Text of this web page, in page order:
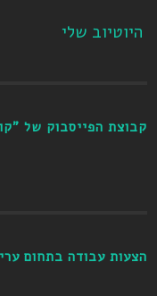
היוטיוב שלי
קבוצת הפייסבוק של
הצעות עבודה בתחום